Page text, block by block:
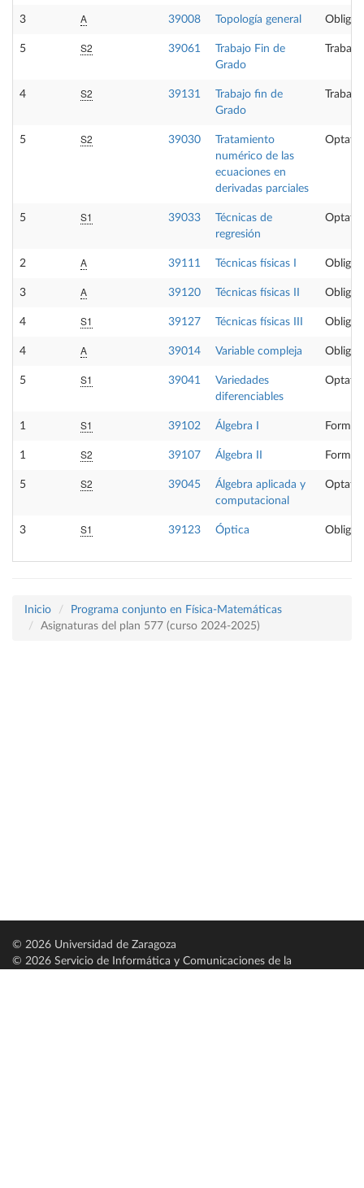
3 A 39008 Topología general
5 S2 39061
Trabajo Fin de
Grado
4 S2 39131
Trabajo fin de
Grado
5 S2 39030
Tratamiento
numérico de las
ecuaciones en
derivadas parciales
5 S1 39033
Técnicas de
regresión
2 A 39111 Técnicas físicas I
3 A 39120 Técnicas físicas II
4 S1 39127 Técnicas físicas III
4 A 39014 Variable compleja
5 S1 39041
Variedades
diferenciables
1 S1 39102 Álgebra I
1 S2 39107 Álgebra II
5 S2 39045
Álgebra aplicada y
computacional
3 S1 39123 Óptica
Inicio
Programa conjunto en Física-Matemáticas
Asignaturas del plan 577 (curso 2024-2025)
© 2026 Universidad de Zaragoza
© 2026 Servicio de Informática y Comunicaciones de la